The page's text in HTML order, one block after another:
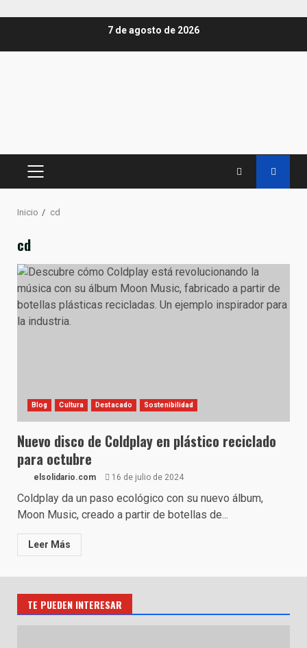
7 de agosto de 2026
MENÚ
Inicio cd
cd
Blog Cultura Destacado Sostenibilidad
Nuevo disco de Coldplay en plástico reciclado
para octubre
elsolidario.com 16 de julio de 2024
Coldplay da un paso ecológico con su nuevo álbum,
Moon Music, creado a partir de botellas de...
Leer Más
TE PUEDEN INTERESAR